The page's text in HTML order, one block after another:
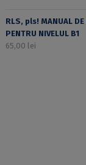
RLS, pls! MANUAL
PENTRU NIVELUL B1
65,00 lei